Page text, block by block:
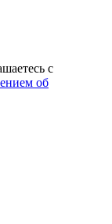
с
об